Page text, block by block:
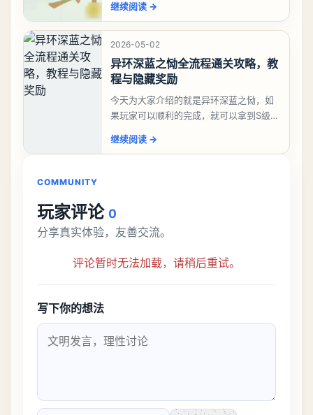
大、夫、夰、巾、中、虫、下、虾、卜、
囗、吓、卟、
继续阅读 →
2026-05-02
异环深蓝之恸全流程通关攻略，教
程与隐藏奖励
今天为大家介绍的就是异环深蓝之恸，如
果玩家可以顺利的完成，就可以拿到S级弧
比较高的，对于那些新手玩家并不建议直
继续阅读 →
COMMUNITY
玩家评论 0
分享真实体验，友善交流。
评论暂时无法加载，请稍后重试。
写下你的想法